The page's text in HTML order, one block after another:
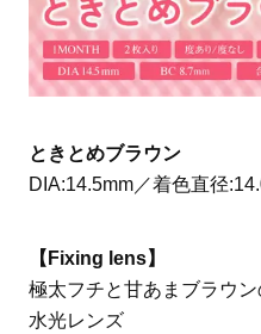
ときとめブラウン
DIA:14.5mm／着色直径
【Fixing lens】
極太フチと甘あまブラウ
水光レンズ